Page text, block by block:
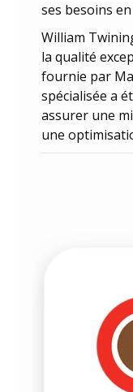
ses besoins
William
la qualité
fournie par
spécialisée a
assurer une
une